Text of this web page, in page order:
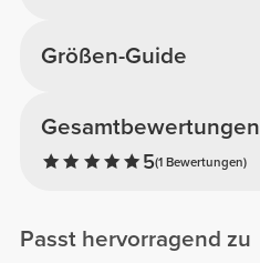
Gesamtbewertungen
5(1 Bewertungen)
Größen-Guide
Passt hervorragend zu